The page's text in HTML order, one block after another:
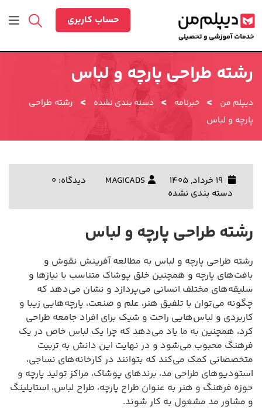
به
محتوا
حساب کاربری
رشته طراحی پارچه و لباس
دیپلم من > خبرنامه > دسته بندی نشده >
رشته طراحی
پارچه و لباس
MAGICADS
دیدگاه: 0
دسته بندی نشده
رشته طراحی پارچه و لباس
رشته طراحی پارچه و لباس به مطالعه آفرینش نقوش و
بافت‌های پارچه و همچنین خلق پوشاک متناسب با نیازها و
سلیقه‌های مختلف انسانی می‌پردازد و نشان می‌دهد که
چگونه می‌توان با تلفیق هنر، علم و صنعت، پارچه‌هایی زیبا و
کاربردی و لباس‌هایی راحت و شیک برای افراد جامعه طراحی
کرد، همچنین به ما یاد می‌دهد که چرا یک لباس خاص در یک
فرهنگ محبوب می‌شود و در نهایت این دانش به تربیت
متخصصانی کمک می‌کند که بتوانند در کارخانه‌های نساجی،
استودیوهای طراحی مد، برندهای پوشاک، مراکز تولید پارچه و
حوزه فرهنگ و هنر به عنوان طراح پارچه، طراح لباس، استایلینگ
و مشاور مد مشغول به کار شوند.